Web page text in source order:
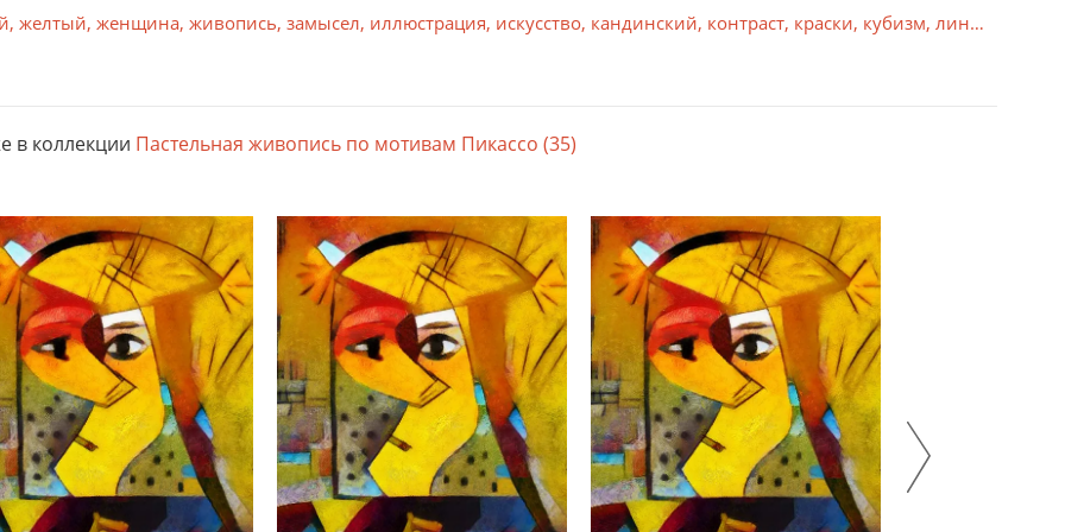
Объем подрамника придает изображению выразительность, продукт принимает законченный вид.
м) прекрасно передает яркие, насыщенные цвета со множеством оттенков и градаций.
цветопередача. Толщина пленки 80 мкм.
Отблеск распечатки имитирует масляные краски. Прекрасная цветопередача, не подвержен выгоранию от
, желтый, женщина, живопись, замысел, иллюстрация, искусство, кандинский, контраст, краски, кубизм, линия
в коллекции Пастельная живопись по мотивам Пикассо (35)